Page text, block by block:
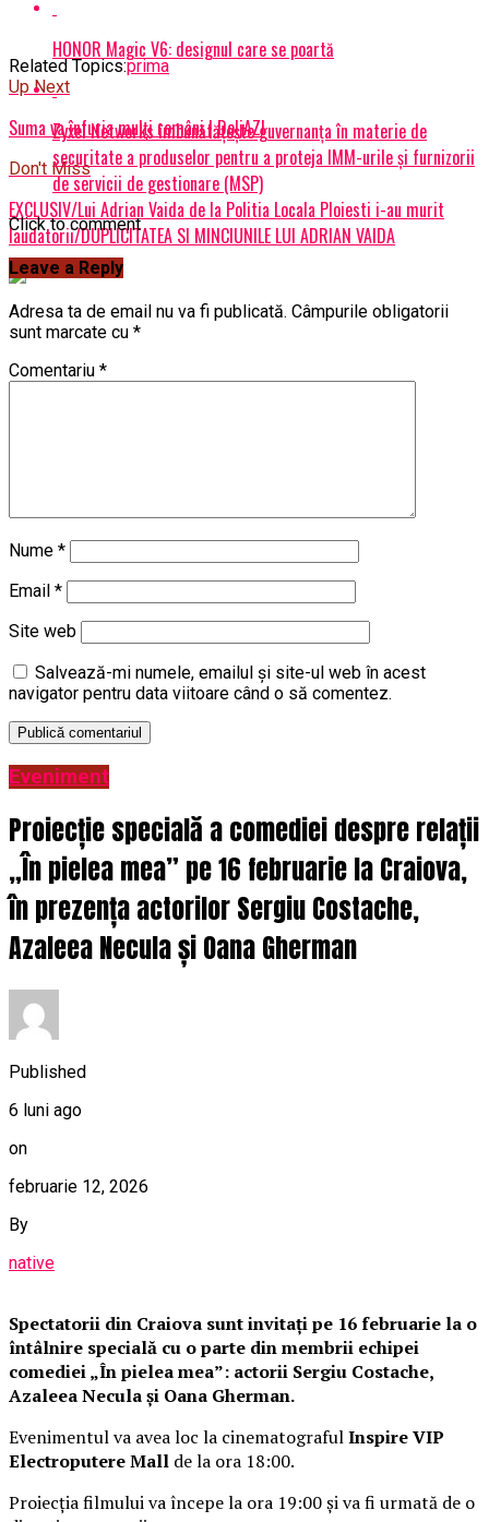
Related Topics:prima
Up Next
Suma va înfuria mulți români | DoljAZI
Don't Miss
EXCLUSIV/Lui Adrian Vaida de la Politia Locala Ploiesti i-au murit
laudatorii/DUPLICITATEA SI MINCIUNILE LUI ADRIAN VAIDA
HONOR Magic V6: designul care se poartă
Zyxel Networks îmbunătățește guvernanța în materie de
securitate a produselor pentru a proteja IMM-urile și furnizorii
de servicii de gestionare (MSP)
Click to comment
Leave a Reply
Adresa ta de email nu va fi publicată. Câmpurile obligatorii
sunt marcate cu *
Comentariu *
Nume *
Email *
Site web
Salvează-mi numele, emailul și site-ul web în acest
navigator pentru data viitoare când o să comentez.
Eveniment
Proiecție specială a comediei despre relații
„În pielea mea” pe 16 februarie la Craiova,
în prezența actorilor Sergiu Costache,
Azaleea Necula și Oana Gherman
Published
6 luni ago
on
februarie 12, 2026
By
native
Spectatorii din Craiova sunt invitați pe 16 februarie la o
întâlnire specială cu o parte din membrii echipei
comediei „În pielea mea”: actorii Sergiu Costache,
Azaleea Necula și Oana Gherman.
Evenimentul va avea loc la cinematografulInspire VIP
Electroputere Mall de la ora 18:00.
Proiecția filmului va începe la ora 19:00 și va fi urmată de o